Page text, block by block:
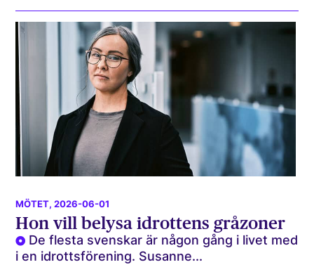
MÖTET, 2026-06-01
Hon vill belysa idrottens gråzoner
De flesta svenskar är någon gång i livet med
i en idrottsförening. Susanne...